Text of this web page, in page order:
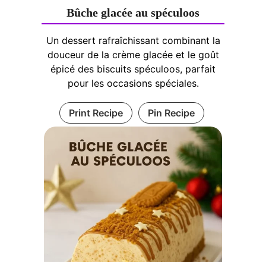
Bûche glacée au spéculoos
Un dessert rafraîchissant combinant la
douceur de la crème glacée et le goût
épicé des biscuits spéculoos, parfait
pour les occasions spéciales.
Print Recipe Pin Recipe